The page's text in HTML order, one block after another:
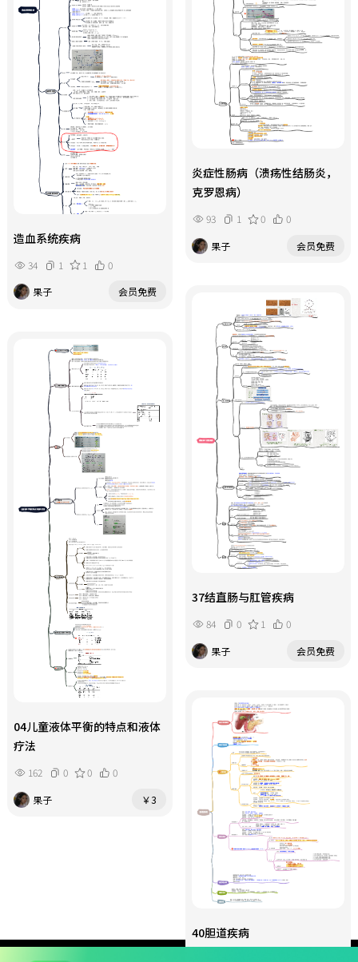
造血系统疾病
34 1 1
0
果子
会员免费
炎症性肠病（溃疡性结肠炎，
克罗恩病）
93 1 0
0
果子
会员免费
37结直肠与肛管疾病
84 0 1
0
果子
会员免费
04儿童液体平衡的特点和液体
疗法
162 0 0
0
果子
￥3
40胆道疾病
果子
会员免费